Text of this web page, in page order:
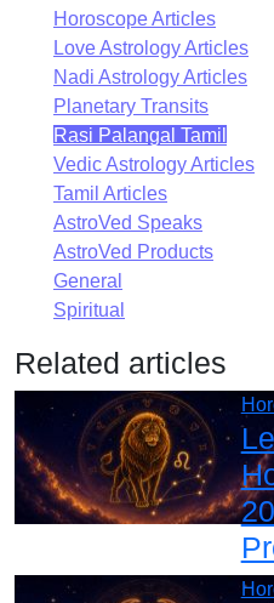
Horoscope Articles
Love Astrology Articles
Nadi Astrology Articles
Planetary Transits
Rasi Palangal Tamil
Vedic Astrology Articles
Tamil Articles
AstroVed Speaks
AstroVed Products
General
Spiritual
Related articles